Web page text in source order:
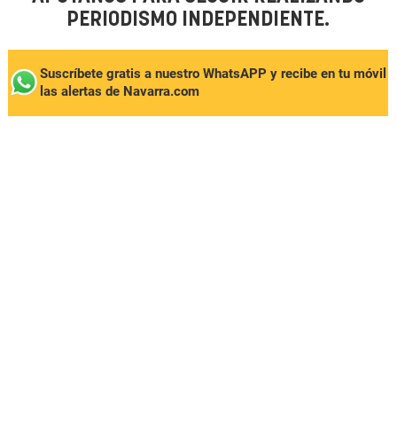
PERIODISMO INDEPENDIENTE.
Suscríbete gratis a nuestro WhatsAPP y recibe en tu móvil
las alertas de Navarra.com